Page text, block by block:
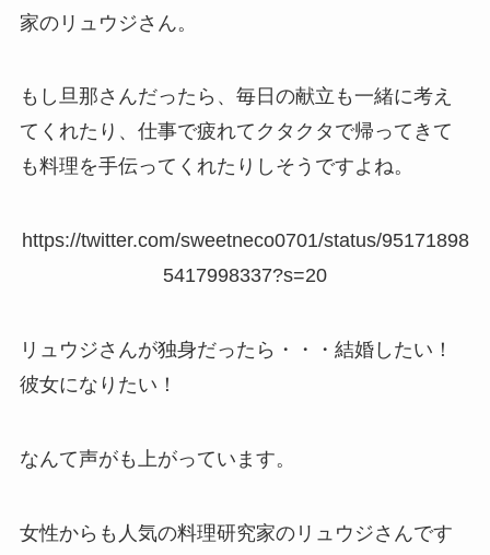
家のリュウジさん。
もし旦那さんだったら、毎日の献立も一緒に考え
てくれたり、仕事で疲れてクタクタで帰ってきて
も料理を手伝ってくれたりしそうですよね。
https://twitter.com/sweetneco0701/status/95171898
5417998337?s=20
リュウジさんが独身だったら・・・結婚したい！
彼女になりたい！
なんて声がも上がっています。
女性からも人気の料理研究家のリュウジさんです